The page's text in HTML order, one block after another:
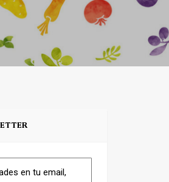
en tu email,